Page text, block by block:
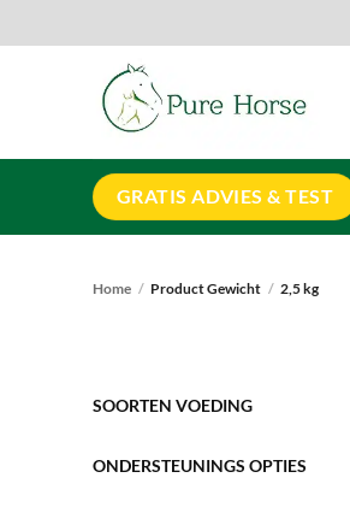
naar
GRATIS ADVIES & TEST
Home / Product Gewicht / 2,5 kg
SOORTEN VOEDING
ONDERSTEUNINGS OPTIES